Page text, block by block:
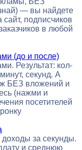
— вы найдете
подписчиков
в любой
(до и после)
Результат: кол-
секунд. А
БЕЗ вложений и
(нажми и
посетителей
за секунды.
и среднюю